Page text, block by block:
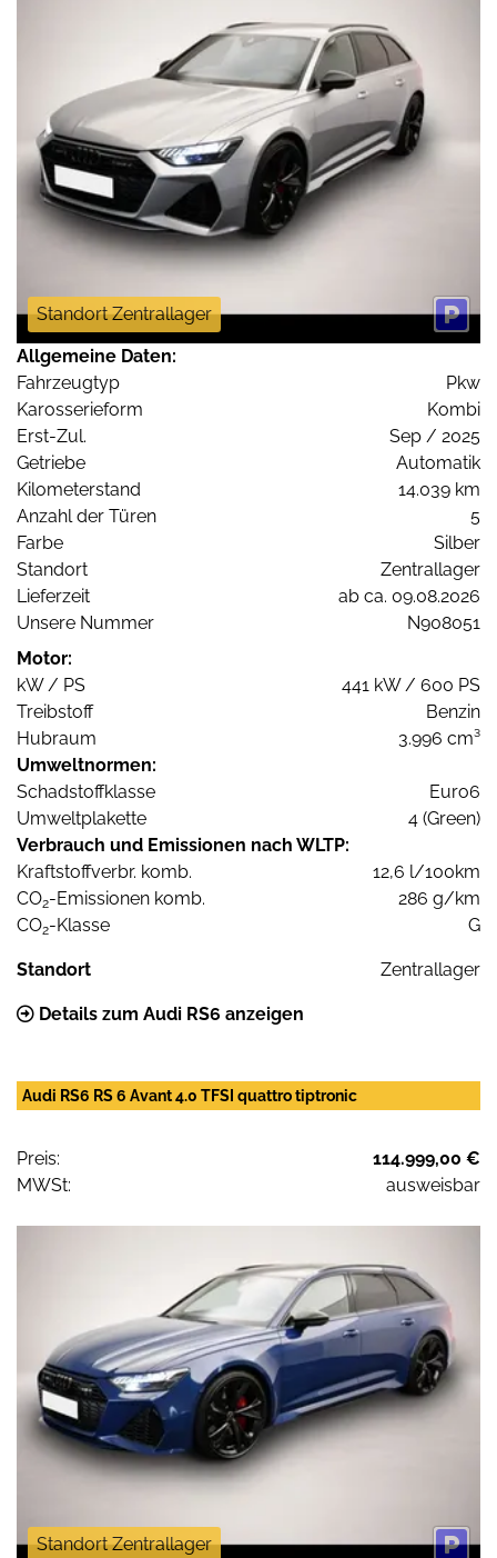
Standort Zentrallager
Allgemeine Daten:
Fahrzeugtyp
Pkw
Karosserieform
Kombi
Erst-Zul.
Sep / 2025
Getriebe
Automatik
Kilometerstand
14.039 km
Anzahl der Türen
5
Farbe
Silber
Standort
Zentrallager
Lieferzeit
ab ca. 09.08.2026
Unsere Nummer
N908051
Motor:
kW / PS
441 kW / 600 PS
Treibstoff
Benzin
Hubraum
3.996 cm³
Umweltnormen:
Schadstoffklasse
Euro6
Umweltplakette
4 (Green)
Verbrauch und Emissionen nach WLTP:
Kraftstoffverbr. komb.
12,6 l/100km
CO2-Emissionen komb.
286 g/km
CO2-Klasse G
Standort Zentrallager
Details zum Audi RS6 anzeigen
Audi RS6 RS 6 Avant 4.0 TFSI quattro tiptronic
Preis:
114.999,00 €
MWSt:
ausweisbar
Standort Zentrallager